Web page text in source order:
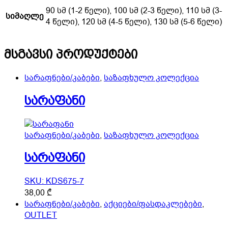
სიმაღლე90 სმ (1-2 წელი), 100 სმ (2-3 წელი), 110 სმ (3-
4 წელი), 120 სმ (4-5 წელი), 130 სმ (5-6 წელი)
მსგავსი პროდუქტები
სარაფნები/კაბები, საზაფხულო კოლექცია
სარაფანი
სარაფნები/კაბები, საზაფხულო კოლექცია
სარაფანი
SKU: KDS675-7
38,00₾
product
has
სარაფნები/კაბები, აქციები/ფასდაკლებები,
OUTLET